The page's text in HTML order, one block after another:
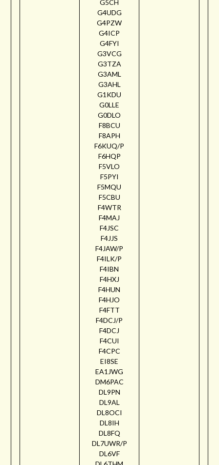
G5CH
G4UDG
G4PZW
G4ICP
G4FYI
G3VCG
G3TZA
G3AML
G3AHL
G1KDU
G0LLE
G0DLO
F8BCU
F8APH
F6KUQ/P
F6HQP
F5VLO
F5PYI
F5MQU
F5CBU
F4WTR
F4MAJ
F4JSC
F4JJS
F4JAW/P
F4ILK/P
F4IBN
F4HXJ
F4HUN
F4HJO
F4FTT
F4DCJ/P
F4DCJ
F4CUI
F4CPC
EI8SE
EA1JWG
DM6PAC
DL9PN
DL9AL
DL8OCI
DL8IH
DL8FQ
DL7UWR/P
DL6VF